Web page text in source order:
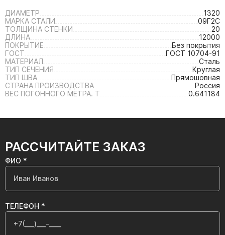
ДИАМЕТР
1320
МАРКА СТАЛИ
09Г2С
ТОЛЩИНА СТЕНКИ
20
ДЛИНА
12000
ПОКРЫТИЕ
Без покрытия
ГОСТ
ГОСТ 10704-91
МАТЕРИАЛ
Сталь
ТИП СЕЧЕНИЯ
Круглая
ТИП ШВА
Прямошовная
СТРАНА ПРОИЗВОДСТВА
Россия
ВЕС ПОГОННОГО МЕТРА. Т
0.641184
РАССЧИТАЙТЕ ЗАКАЗ
ФИО *
ТЕЛЕФОН *